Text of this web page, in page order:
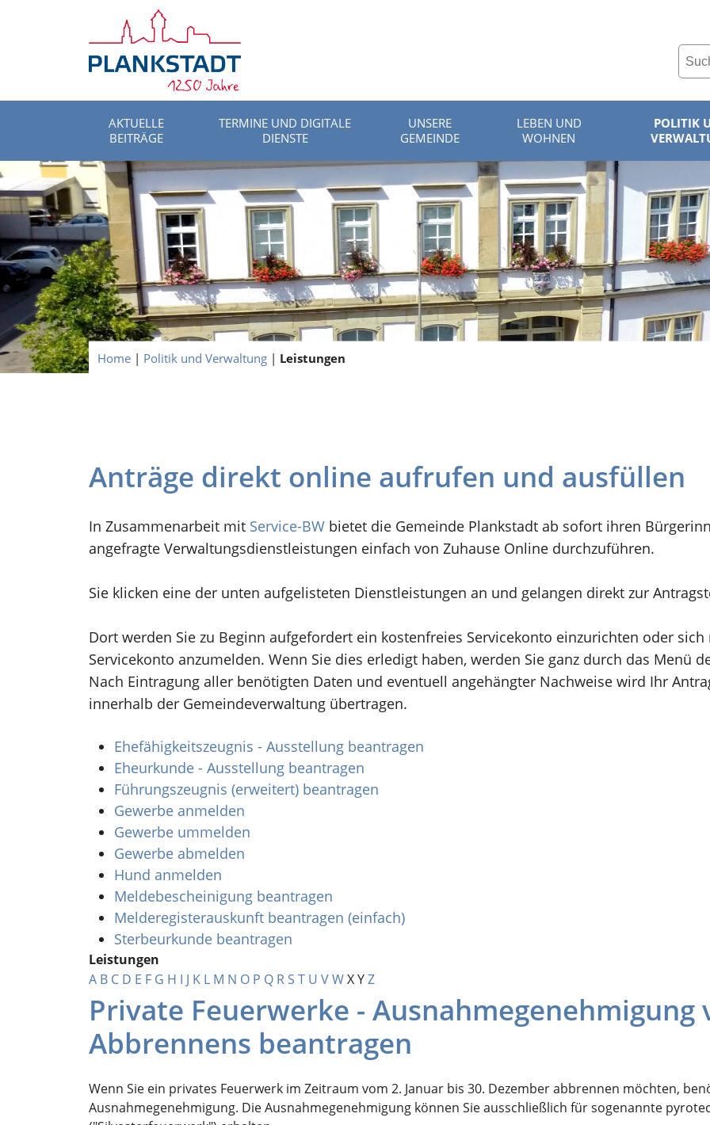
AKTUELLE
BEITRÄGE
TERMINE UND DIGITALE
DIENSTE
UNSERE
GEMEINDE
LEBEN UND
WOHNEN
POLITIK
Home | Politik und Verwaltung | Leistungen
Anträge direkt online aufrufen und ausfüllen
In Zusammenarbeit mit Service-BW bietet die Gemeinde Plankstadt ab sofort ihren
angefragte Verwaltungsdienstleistungen einfach von Zuhause Online durchzuführen.
Sie klicken eine der unten aufgelisteten Dienstleistungen an und gelangen direkt zur
Dort werden Sie zu Beginn aufgefordert ein kostenfreies Servicekonto einzurichten oder
Servicekonto anzumelden. Wenn Sie dies erledigt haben, werden Sie ganz durch das Menü
Nach Eintragung aller benötigten Daten und eventuell angehängter Nachweise wird Ihr
innerhalb der Gemeindeverwaltung übertragen.
Ehefähigkeitszeugnis - Ausstellung beantragen
Eheurkunde - Ausstellung beantragen
Führungszeugnis (erweitert) beantragen
Gewerbe anmelden
Gewerbe ummelden
Gewerbe abmelden
Hund anmelden
Meldebescheinigung beantragen
Melderegisterauskunft beantragen (einfach)
Sterbeurkunde beantragen
Leistungen
A B C D E F G H I J K L M N O P Q R S T U VWXYZ
Private Feuerwerke - Ausnahmegenehmigung
Abbrennens beantragen
Wenn Sie ein privates Feuerwerk im Zeitraum vom 2. Januar bis 30. Dezember abbrennen möchten,
Ausnahmegenehmigung. Die Ausnahmegenehmigung können Sie ausschließlich fürsogenannte